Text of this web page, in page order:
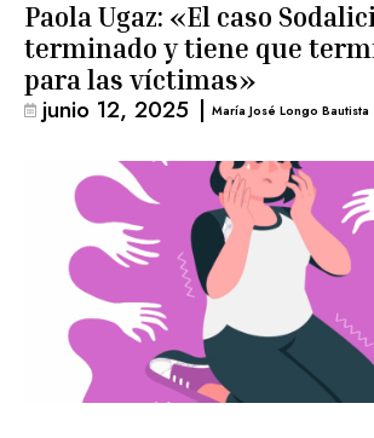
Paola Ugaz: «El caso
terminado y tiene que
para las víctimas»
junio 12, 2025 | María José Longo Bautista